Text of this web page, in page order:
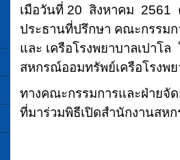
เมือวันที่ 20 สิงหาคม
ประธานที่ปรึกษา คณะกรรมก
และ เครือโรงพยาบาลเปาโล
สหกรณ์ออมทรัพย์เครือโรงพ
ทางคณะกรรมการและฝ่าย
ที่มาร่วมพิธีเปิดสำนักงานสห